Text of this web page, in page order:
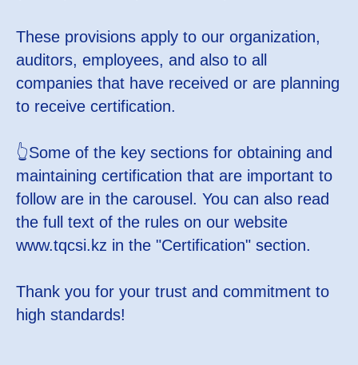
These provisions apply to our organization,
auditors, employees, and also to all
companies that have received or are planning
to receive certification.
👆Some of the key sections for obtaining and
maintaining certification that are important to
follow are in the carousel. You can also read
the full text of the rules on our website
www.tqcsi.kz in the "Certification" section.
Thank you for your trust and commitment to
high standards!